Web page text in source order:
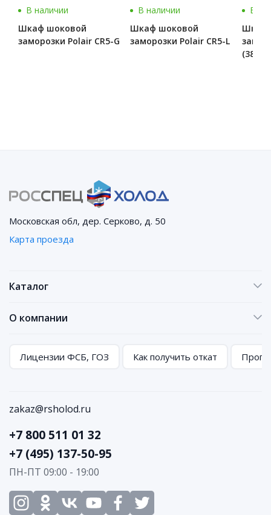
В наличии
Шкаф шоковой
заморозки Polair CR5-G
В наличии
Шкаф шоковой
заморозки Polair CR5-L
В
Шкаф
(380 V)
Московская обл, дер. Серково, д. 50
Карта проезда
Каталог
О компании
Лицензии ФСБ, ГОЗ Как получить откат
zakaz@rsholod.ru
+7 800 511 01 32
+7 (495) 137-50-95
ПН-ПТ 09:00 - 19:00